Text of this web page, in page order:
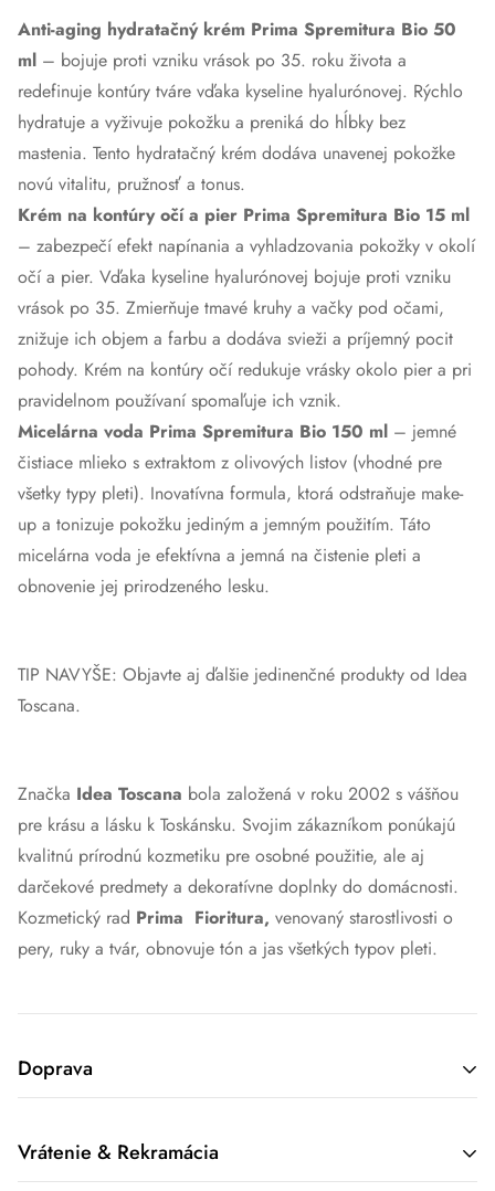
Anti-aging hydratačný krém Prima Spremitura Bio 50
ml – bojuje proti vzniku vrások po 35. roku života a
redefinuje kontúry tváre vďaka kyseline hyalurónovej. Rýchlo
hydratuje a vyživuje pokožku a preniká do hĺbky bez
mastenia. Tento hydratačný krém dodáva unavenej pokožke
novú vitalitu, pružnosť a tonus.
Krém na kontúry očí a pier Prima Spremitura Bio 15 ml
– zabezpečí efekt napínania a vyhladzovania pokožky v okolí
očí a pier. Vďaka kyseline hyalurónovej bojuje proti vzniku
vrások po 35. Zmierňuje tmavé kruhy a vačky pod očami,
znižuje ich objem a farbu a dodáva svieži a príjemný pocit
pohody. Krém na kontúry očíredukuje vrásky okolo pier a pri
pravidelnom používaní spomaľuje ich vznik.
Micelárna voda Prima Spremitura Bio 150 ml – jemné
čistiace mlieko s extraktom z olivových listov (vhodné pre
všetky typy pleti). Inovatívna formula, ktorá odstraňuje make-
up a tonizuje pokožku jediným a jemným použitím. Táto
micelárna voda je efektívna a jemná na čistenie pleti a
obnovenie jej prirodzeného lesku.
TIP NAVYŠE: Objavte aj ďalšie jedinenčné produkty od Idea
Toscana.
Značka Idea Toscana bola založená v roku 2002 s vášňou
pre krásu a lásku k Toskánsku. Svojim zákazníkom ponúkajú
kvalitnú prírodnú kozmetiku pre osobné použitie, ale aj
darčekové predmety a dekoratívne doplnky do domácnosti.
Kozmetický rad Prima Fioritura, venovaný starostlivosti o
pery, ruky a tvár, obnovuje tón a jas všetkých typov pleti.
Doprava
Vrátenie & Rekramácia